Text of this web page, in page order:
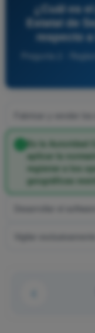
¿Cuál es
Estatal de
respecto
Pregunta 2 -
Es la Autoridad
aplicar la
registrar a los
geográficas